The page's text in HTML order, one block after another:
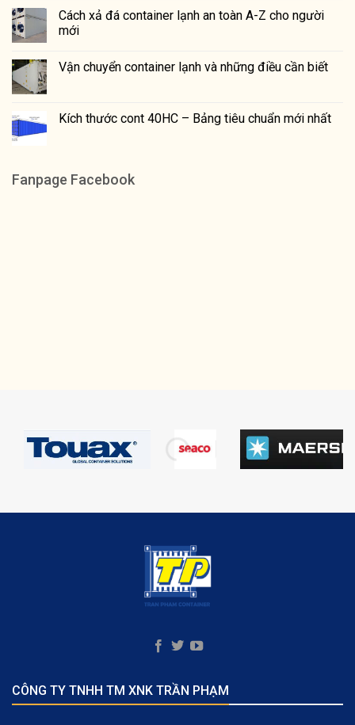
Cách xả đá container lạnh an toàn A-Z cho người
mới
Vận chuyển container lạnh và những điều cần biết
Kích thước cont 40HC – Bảng tiêu chuẩn mới nhất
Fanpage Facebook
CÔNG TY TNHH TM XNK TRẦN PHẠM